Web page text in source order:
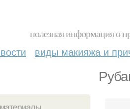
полезная информация о
виды макияжа и